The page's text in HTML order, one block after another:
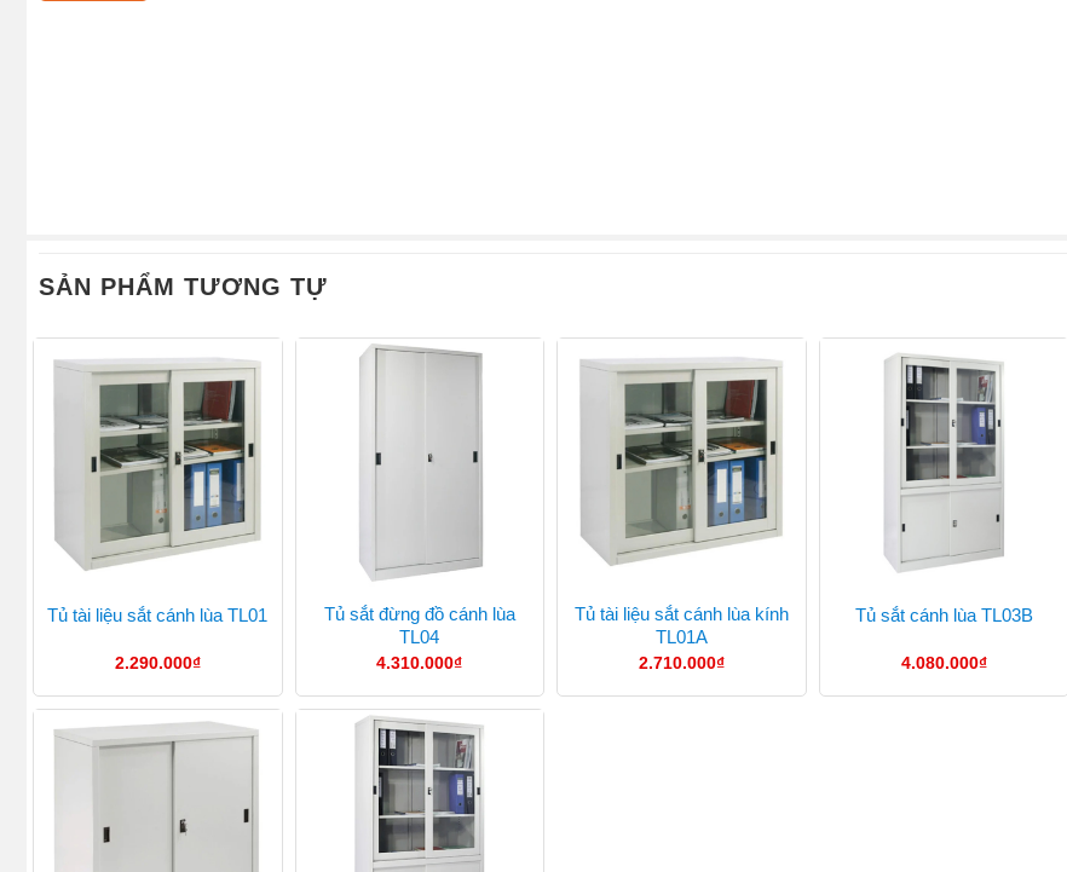
SẢN PHẨM TƯƠNG TỰ
Tủ tài liệu sắt cánh lùa TL01
2.290.000₫
Tủ sắt đừng đồ cánh lùa
TL04
4.310.000₫
Tủ tài liệu sắt cánh lùa kính
TL01A
2.710.000₫
Tủ sắt cánh lùa TL03B
4.080.000₫